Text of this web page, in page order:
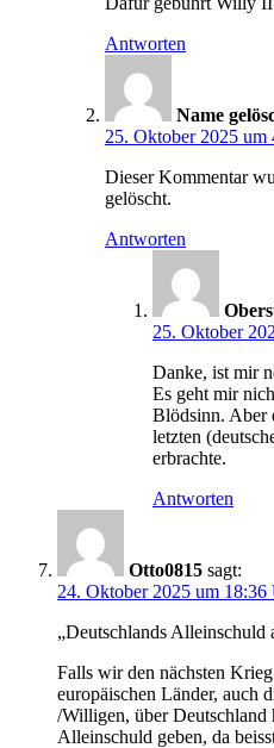
Antworten
Name
25. Oktober 2025 um
Dieser Kommentar
gelöscht.
Antworten
25. Oktober
Danke, ist mir
Es geht mir
Blödsinn. Aber
letzten
erbrachte.
Antworten
Otto0815 sagt:
24. Oktober 2025 um 18:36
„Deutschlands Alleinschuld
Falls wir den nächsten
europäischen Länder, auch
/Willigen, über
Alleinschuld geben, da